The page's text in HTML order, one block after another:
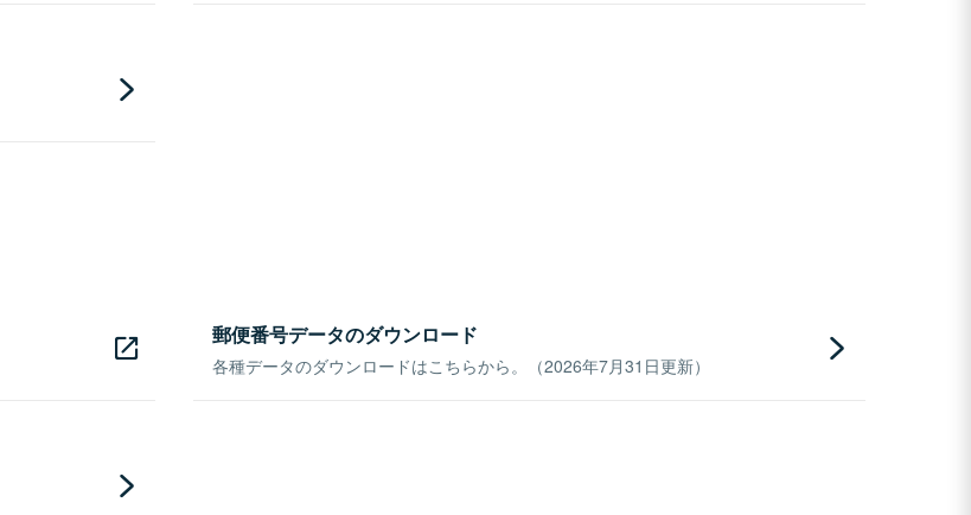
郵便番号データのダウンロード
各種データのダウンロードはこちらから。（2026年7月31日更新）